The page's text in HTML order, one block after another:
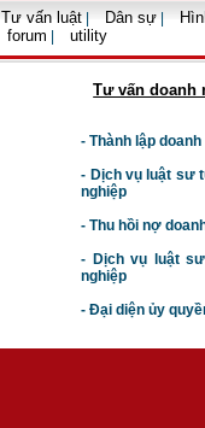
Tư vấn luật Dân sự
forum utility
Tư vấn doanh
- Thành lập
- Dịch vụ luật sư t
nghiệp
- Thu hồi nợ
- Dịch vụ luật
nghiệp
- Đại diện ủy